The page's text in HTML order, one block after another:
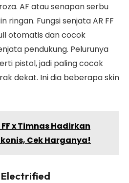
AF atau senapan serbu
ringan. Fungsi senjata AR FF
otomatis dan cocok
pendukung. Pelurunya
pistol, jadi paling cocok
dekat. Ini dia beberapa skin
x Timnas Hadirkan
Cek Harganya!
Electrified